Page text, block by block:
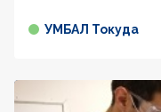
УМБАЛ Токуда